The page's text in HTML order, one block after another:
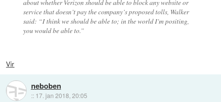
about whether Verizon should be able to block any website or
service that doesn’t pay the company’s proposed tolls, Walker
said: “I think we should be able to; in the world I'm positing,
you would be able to.”
Vir
neboben
:: 17. jan 2018, 20:05